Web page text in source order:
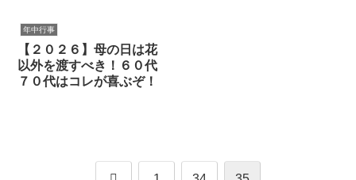
年中行事
【２０２６】母の日は花
以外を渡すべき！６０代
７０代はコレが喜ぶぞ！